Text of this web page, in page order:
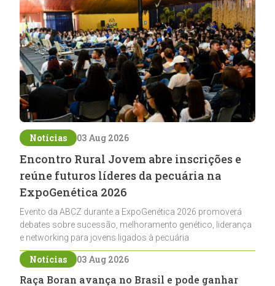
Notícias 03 Aug 2026
Encontro Rural Jovem abre inscrições e
reúne futuros líderes da pecuária na
ExpoGenética 2026
Evento da ABCZ durante a ExpoGenética 2026 promoverá
debates sobre sucessão, melhoramento genético, liderança
e networking para jovens ligados à pecuária
Notícias 03 Aug 2026
Raça Boran avança no Brasil e pode ganhar